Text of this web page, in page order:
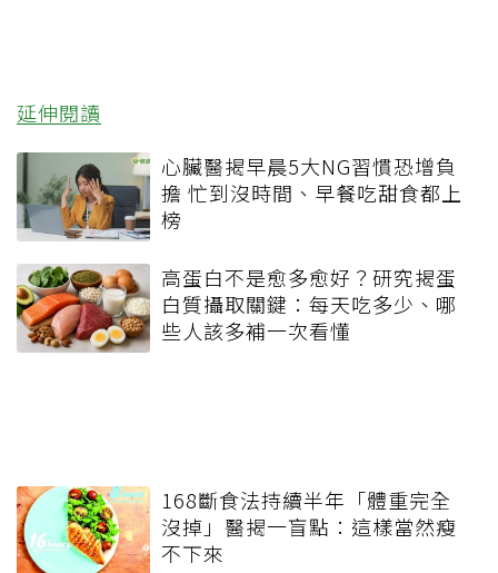
延伸閱讀
心臟醫揭早晨5大NG習慣恐增負
擔 忙到沒時間、早餐吃甜食都上
榜
高蛋白不是愈多愈好？研究揭蛋
白質攝取關鍵：每天吃多少、哪
些人該多補一次看懂
168斷食法持續半年「體重完全
沒掉」醫揭一盲點：這樣當然瘦
不下來